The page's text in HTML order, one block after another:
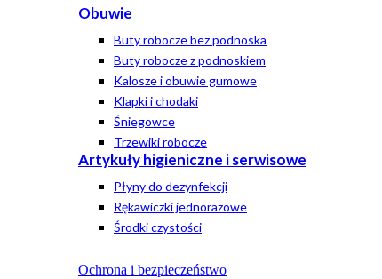
Obuwie
Buty robocze bez podnoska
Buty robocze z podnoskiem
Kalosze i obuwie gumowe
Klapki i chodaki
Śniegowce
Trzewiki robocze
Artykuły higieniczne i serwisowe
Płyny do dezynfekcji
Rękawiczki jednorazowe
Środki czystości
Ochrona i bezpieczeństwo